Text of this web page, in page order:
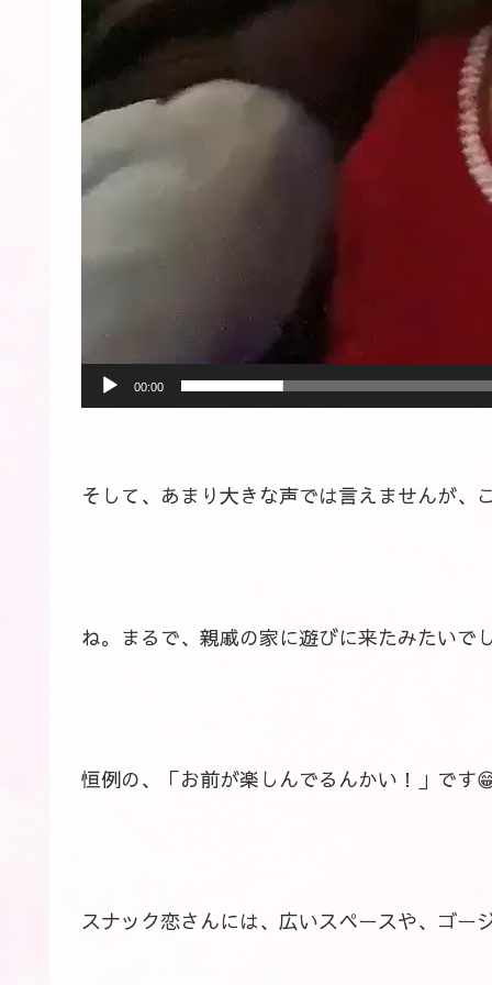
00:00
そして、あまり大きな声では言えませんが
ね。まるで、親戚の家に遊びに来たみたいで
恒例の、「お前が楽しんでるんかい！」です
スナック恋さんには、広いスペースや、ゴー